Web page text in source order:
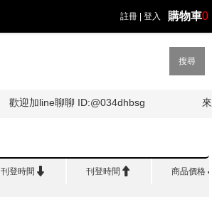
註冊 登入 購物車0
搜尋
歡迎加line聊聊 ID:@034dhbsg
刊登時間  刊登時間  商品價格